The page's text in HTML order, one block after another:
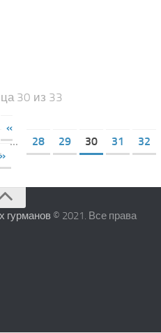
30 из 33
«
... 28 29 30 31
32
гурманов © 2021. Все права